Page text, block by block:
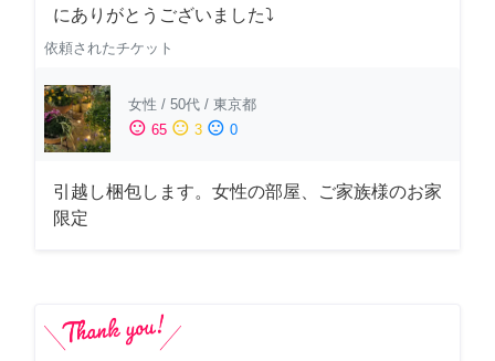
にありがとうございました⤵
依頼されたチケット
女性 / 50代 / 東京都
sentiment_satisfied 65 sentiment_neutral 3 sentiment_dissatisfied 0
引越し梱包します。女性の部屋、ご家族様のお家
限定